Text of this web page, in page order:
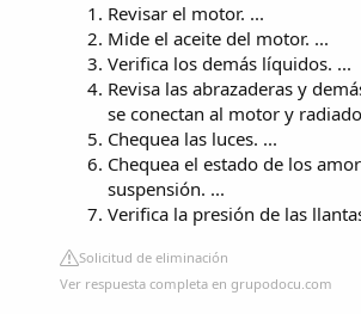
Revisar el motor. ...
Mide el aceite del motor. ...
Verifica los demás líquidos. ...
Revisa las abrazaderas y
se conectan al motor y
Chequea las luces. ...
Chequea el estado de los
suspensión. ...
Verifica la presión de las
Solicitud de eliminación
Ver respuesta completa en grupodocu.com